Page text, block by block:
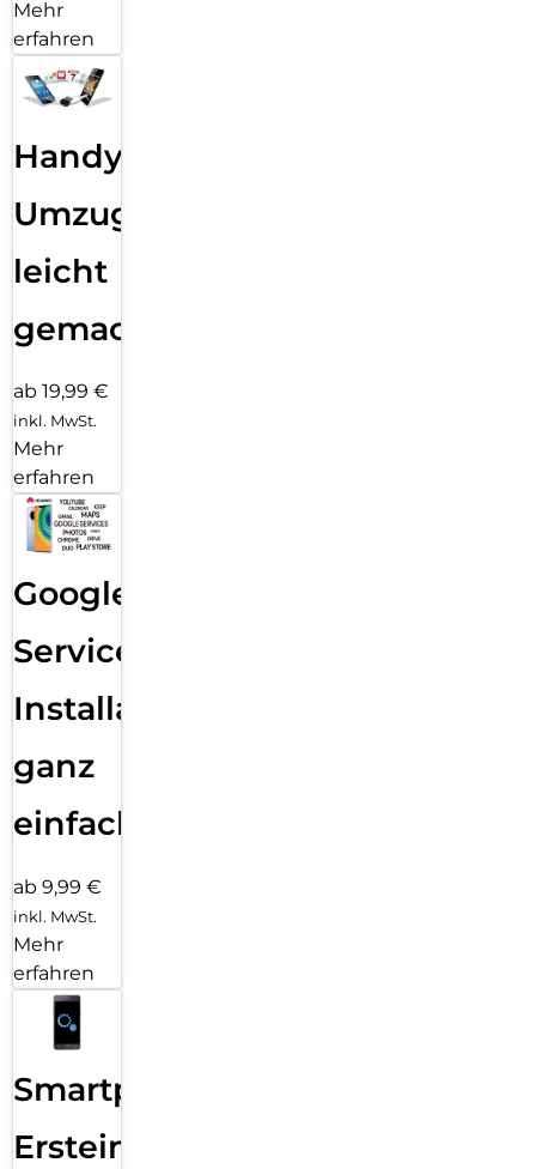
Mehr
erfahren
Handy
Umzug
leicht
gemacht!
ab 19,99 €
inkl. MwSt.
Mehr
erfahren
Google
Services
Installation
ganz
einfach
ab 9,99 €
inkl. MwSt.
Mehr
erfahren
Smartphone
Ersteinrichtung